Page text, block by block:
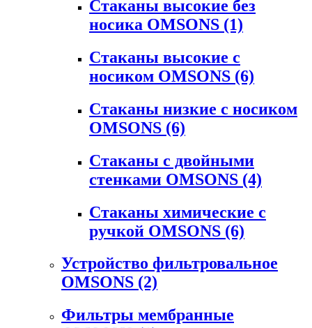
Стаканы высокие без
носика OMSONS (1)
Стаканы высокие с
носиком OMSONS (6)
Стаканы низкие с носиком
OMSONS (6)
Стаканы с двойными
стенками OMSONS (4)
Стаканы химические с
ручкой OMSONS (6)
Устройство фильтровальное
OMSONS (2)
Фильтры мембранные